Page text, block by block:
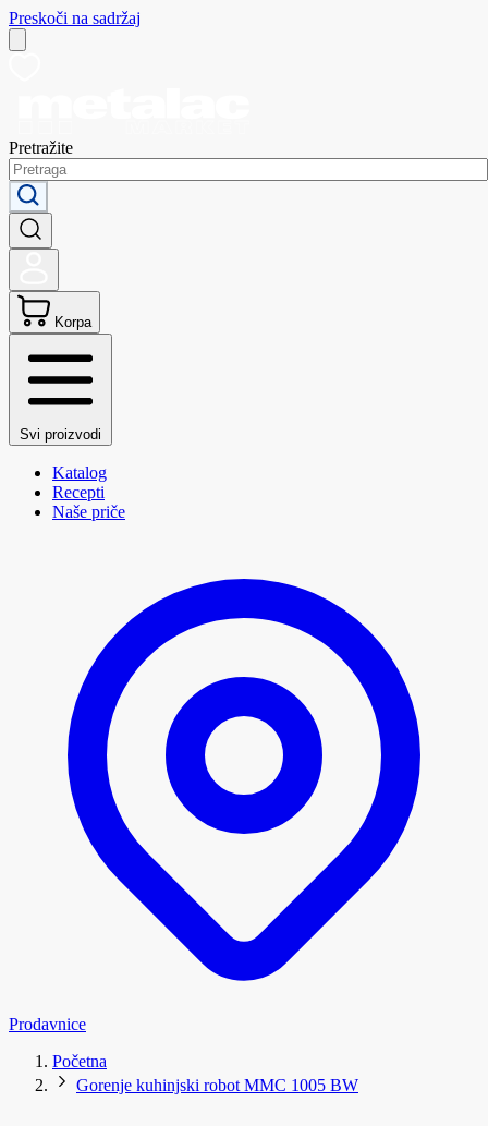
Preskoči na sadržaj
Pretražite
Korpa
Svi proizvodi
Katalog
Recepti
Naše priče
Prodavnice
Početna
Gorenje kuhinjski robot MMC 1005 BW